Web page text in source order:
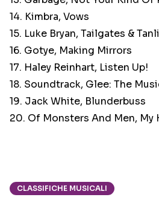
14. Kimbra, Vows
15. Luke Bryan, Tailgates &
16. Gotye, Making Mirrors
17. Haley Reinhart, Listen Up!
18. Soundtrack, Glee: The
19. Jack White, Blunderbuss
20. Of Monsters And Men, My
CLASSIFICHE MUSICALI